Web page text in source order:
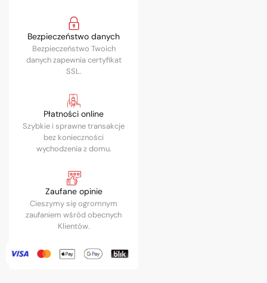
Bezpieczeństwo danych
Bezpieczeństwo Twoich
danych zapewnia certyfikat
SSL.
Płatności online
Szybkie i sprawne transakcje
bez konieczności
wychodzenia z domu.
Zaufane opinie
Cieszymy się ogromnym
zaufaniem wśród obecnych
Klientów.